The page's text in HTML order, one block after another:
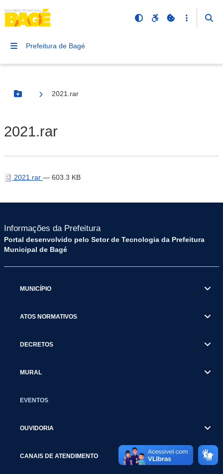
Prefeitura de Bagé
Botão Menu
2021.rar
2021.rar
2021.rar — 603.3 KB
Informações da Prefeitura
Portal desenvolvido pelo Setor de Tecnologia da Prefeitura
Municipal de Bagé
MUNICÍPIO
ATOS NORMATIVOS
DECRETOS
MURAL
EVENTOS
OUVIDORIA
CANAIS DE ATENDIMENTO